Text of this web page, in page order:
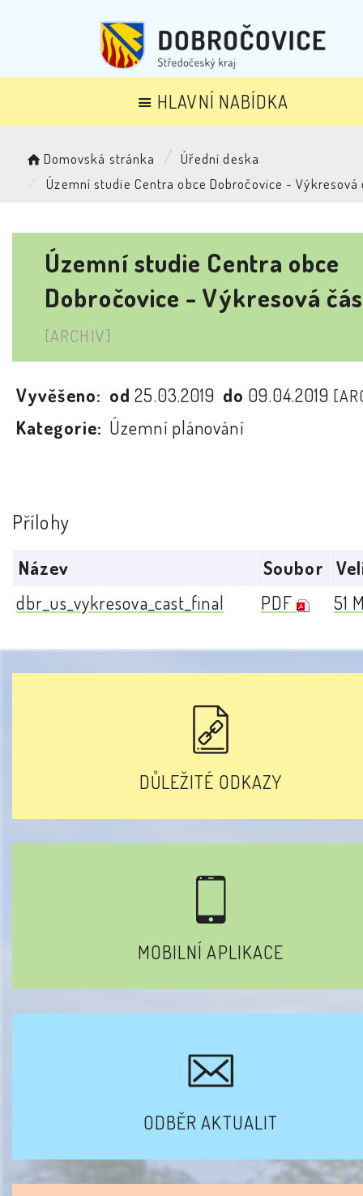
HLAVNÍ NABÍDKA
Domovská stránka
Úřední deska
Územní studie Centra obce Dobročovice - Výkresová
Územní studie Centra obce
Dobročovice - Výkresová
[ARCHIV]
Vyvěšeno: od25.03.2019 do 09.04.2019
Kategorie: Územní plánování
Přílohy
Název Soubor
dbr_us_vykresova_cast_final
PDF 51
DŮLEŽITÉ ODKAZY
MOBILNÍ APLIKACE
ODBĚR AKTUALIT